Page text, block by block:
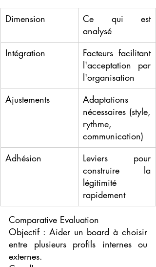
Dimension
Ce qui est
analysé
Intégration
Facteurs facilitant
l'acceptation par
l'organisation
Ajustements
Adaptations
nécessaires (style,
rythme,
communication)
Adhésion
Leviers pour
construire la
légitimité
rapidement
Comparative Evaluation
Objectif : Aider un board à choisir
entre plusieurs profils internes ou
externes.